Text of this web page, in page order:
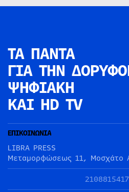
ΤΑ ΠΑΝΤΑ
ΓΙΑ ΤΗΝ
ΨΗΦΙΑΚΗ
ΚΑΙ HD TV
ΕΠΙΚΟΙΝΩΝΙΑ
LIBRA PRESS
Μεταμορφώσεως 11, Μοσχάτο
2108815417